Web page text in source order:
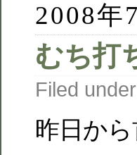
2008年
むち打
Filed
昨日から